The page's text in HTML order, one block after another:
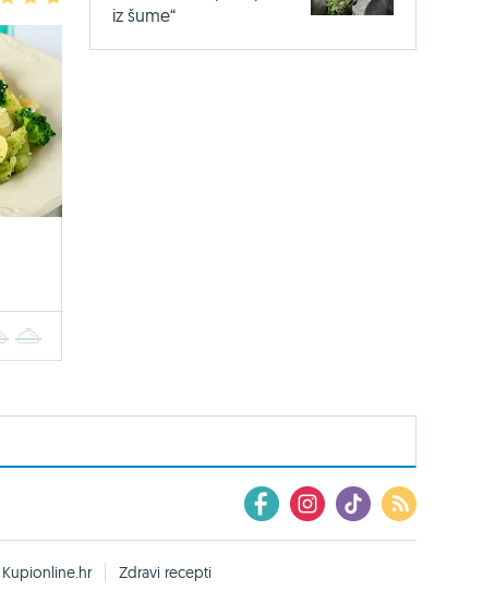
4
iz šume“
Kupionline.hr Zdravi recepti